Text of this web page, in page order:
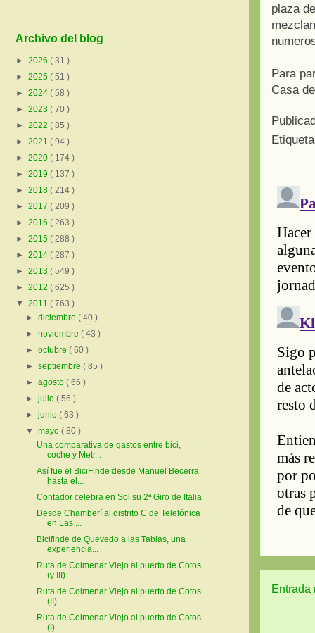
plaza
Para
Casa
Entrada
Archivo del blog
► 2026 ( 31 )
► 2025 ( 51 )
► 2024 ( 58 )
► 2023 ( 70 )
► 2022 ( 85 )
► 2021 ( 94 )
► 2020 ( 174 )
► 2019 ( 137 )
► 2018 ( 214 )
► 2017 ( 209 )
► 2016 ( 263 )
► 2015 ( 288 )
► 2014 ( 287 )
► 2013 ( 549 )
► 2012 ( 625 )
▼ 2011 ( 763 )
►diciembre( 40 )
►noviembre( 43 )
►octubre( 60 )
►septiembre( 85 )
►agosto( 66 )
►julio( 56 )
►junio( 63 )
▼mayo( 80 )
Una comparativa de gastos entre bici,
coche y Metr...
Así fue el BiciFinde desde Manuel Becerra
hasta el...
Contador celebra en Sol su 2ª Giro de Italia
Desde Chamberí al distrito C de Telefónica
en Las ...
Bicifinde de Quevedo a las Tablas, una
experiencia...
Ruta de Colmenar Viejo al puerto de Cotos
(y III)
Ruta de Colmenar Viejo al puerto de Cotos
(II)
Ruta de Colmenar Viejo al puerto de Cotos
(I)